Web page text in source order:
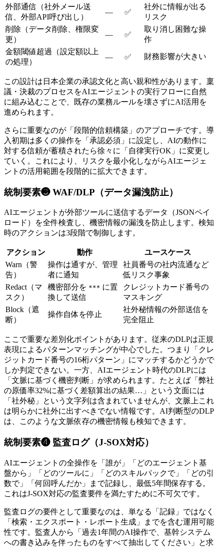
外部通信（社外メール送
信、外部API呼び出し）
— ✅
社外に情報が出る
リスク
削除（データ削除、権限変
更）
— ✅
取り消し困難な操
作
金額閾値超過（設定額以上
の処理）
— ✅ 財務影響が大きい
この設計は日本企業の承認文化と高い親和性があります。稟
議・決裁のプロセスをAIエージェントの実行フローに自然
に組み込むことで、既存の業務ルールを壊さずにAI活用を
進められます。
さらに重要なのが「段階的信頼構築」のアプローチです。導
入初期は多くの操作を「承認必須」に設定し、AIの動作に
対する信頼が蓄積されたら徐々に「自律実行OK」に変更し
ていく。これにより、リスクを最小化しながらAIエージェ
ントの活用範囲を段階的に拡大できます。
統制要素❸ WAF/DLP（データ漏洩防止）
AIエージェントが外部ツールに送信するデータ（JSONペイ
ロード）を全件検査し、機密情報の漏洩を防止します。検知
時のアクションは3段階で制御します。
アクション 動作
ユースケース
Warn（警
告）
操作は通すが、管理
者に通知
社員番号の社内流通など
低リスク事象
Redact（マ
スク）
機密部分を *** に置
換して送信
クレジットカード番号の
マスキング
Block（遮
断）
操作自体を停止
社外秘情報の外部送信を
完全阻止
ここで重要な差別化ポイントがあります。従来のDLPは正規
表現によるパターンマッチングが中心でした。つまり「クレ
ジットカード番号の16桁パターン」にマッチするかどうかで
しか判定できない。一方、AIエージェント時代のDLPには
「文脈に基づく機密判断」が求められます。たとえば「弊社
の原価率32%に基づく差額算出の結果…」という文面には
「社外秘」という文字列は含まれていませんが、文脈上これ
は明らかに社外に出すべきでない情報です。AI判断型のDLP
は、このような文脈依存の機密情報も検知できます。
統制要素❹ 監査ログ（J-SOX対応）
AIエージェントの全操作を「誰が」「どのエージェント基
盤から」「どのツールに」「どのスキルパックで」「どの引
数で」「何回呼んだか」まで記録し、最低5年間保存する。
これはJ-SOX対応の監査要件を満たすために不可欠です。
監査ログの要件として重要なのは、単なる「記録」ではなく
「検索・エクスポート・レポート生成」までを含む運用可能
性です。監査人から「過去1年間のAI操作で、基幹システム
への書き込みを伴ったものをすべて抽出してください」と求